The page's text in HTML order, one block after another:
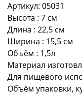
Артикул: 05031
Высота : 7 см
Длина : 22,5 см
Ширина : 15,5 см
Объём : 1,5л
Материал
Для пищевого
Объём упаковки,